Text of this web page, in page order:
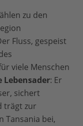
zu den
Fluss, gespeist
viele Menschen
: Er
sichert
trägt zur
Tansania bei,